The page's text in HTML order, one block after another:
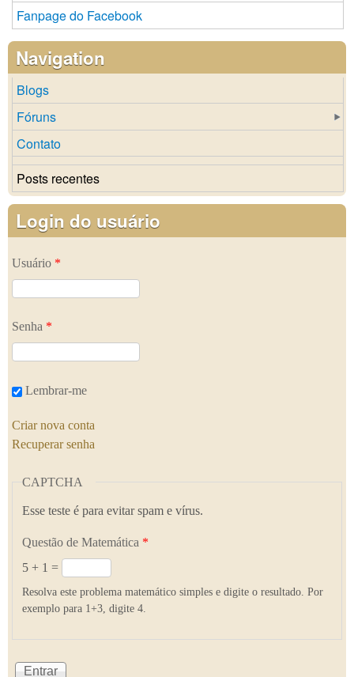
Fanpage do Facebook
Navigation
Blogs
Fóruns
Contato
Posts recentes
Login do usuário
Usuário *
Senha *
Lembrar-me
Criar nova conta
Recuperar senha
CAPTCHA
Esse teste é para evitar spam e vírus.
Questão de Matemática *
5 + 1 =
Resolva este problema matemático simples e digite o resultado. Por
exemplo para 1+3, digite 4.